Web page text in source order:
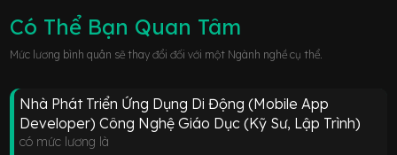
Có Thể Bạn Quan Tâm
Mức lương bình quân sẽ thay đổi đối với một Ngành nghề cụ thể.
Nhà Phát Triển Ứng Dụng Di Động (Mobile App
Developer) Công Nghệ Giáo Dục (Kỹ Sư, Lập Trình)
có mức lương là